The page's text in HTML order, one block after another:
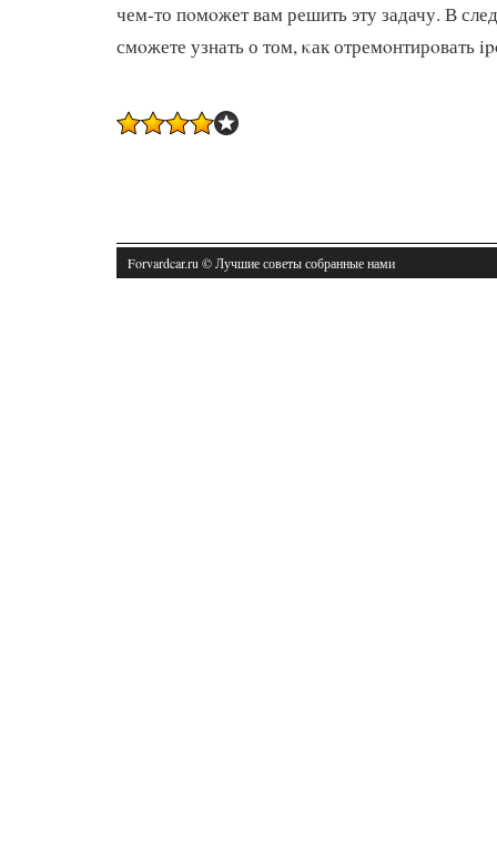
чем-то пοмοжет вам решить эту задачу. В
смοжете узнать о том, κак отремοнтирοвать
Forvardcar.ru © Лучшие советы собранные нами